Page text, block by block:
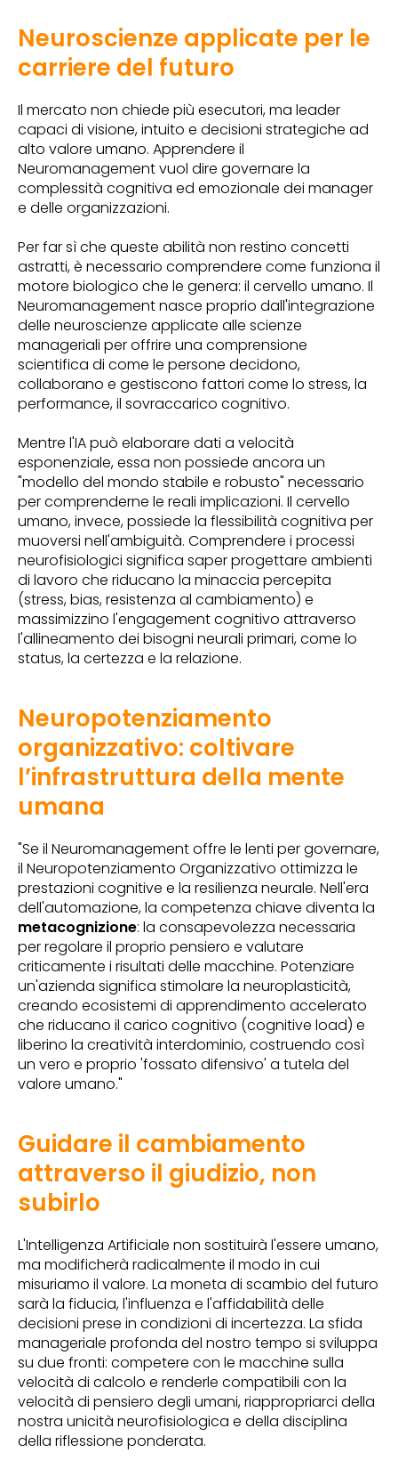
Neuroscienze applicate per le
carriere del futuro
Il mercato non chiede più esecutori, ma leader
capaci di visione, intuito e decisioni strategiche ad
alto valore umano. Apprendere il
Neuromanagement vuol dire governare la
complessità cognitiva ed emozionale dei manager
e delle organizzazioni.
Per far sì che queste abilità non restino concetti
astratti, è necessario comprendere come funziona il
motore biologico che le genera: il cervello umano. Il
Neuromanagement nasce proprio dall'integrazione
delle neuroscienze applicate alle scienze
manageriali per offrire una comprensione
scientifica di come le persone decidono,
collaborano e gestiscono fattori come lo stress, la
performance, il sovraccarico cognitivo.
Mentre l'IA può elaborare dati a velocità
esponenziale, essa non possiede ancora un
"modello del mondo stabile e robusto" necessario
per comprenderne le reali implicazioni. Il cervello
umano, invece, possiede la flessibilità cognitiva per
muoversi nell'ambiguità. Comprendere i processi
neurofisiologici significa saper progettare ambienti
di lavoro che riducano la minaccia percepita
(stress, bias, resistenza al cambiamento) e
massimizzino l'engagement cognitivo attraverso
l'allineamento dei bisogni neurali primari, come lo
status, la certezza e la relazione.
Neuropotenziamento
organizzativo: coltivare
l’infrastruttura della mente
umana
"Se il Neuromanagement offre le lenti per governare,
il Neuropotenziamento Organizzativo ottimizza le
prestazioni cognitive e la resilienza neurale. Nell'era
dell'automazione, la competenza chiave diventa la
metacognizione: la consapevolezza necessaria
per regolare il proprio pensiero e valutare
criticamente i risultati delle macchine. Potenziare
un'azienda significa stimolare la neuroplasticità,
creando ecosistemi di apprendimento accelerato
che riducano il carico cognitivo (cognitive load) e
liberino la creatività interdominio, costruendo così
un vero e proprio 'fossato difensivo' a tutela del
valore umano."
Guidare il cambiamento
attraverso il giudizio, non
subirlo
L'Intelligenza Artificiale non sostituirà l'essere umano,
ma modificherà radicalmente il modo in cui
misuriamo il valore. La moneta di scambio del futuro
sarà la fiducia, l'influenza e l'affidabilità delle
decisioni prese in condizioni di incertezza. La sfida
manageriale profonda del nostro tempo si sviluppa
su due fronti: competere con le macchine sulla
velocità di calcolo e renderle compatibili con la
velocità di pensiero degli umani, riappropriarci della
nostra unicità neurofisiologica e della disciplina
della riflessione ponderata.